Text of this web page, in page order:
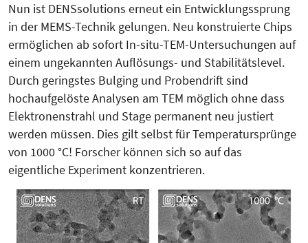
Nun ist DENSsolutions erneut ein Entwicklungssprung
in der MEMS-Tech­nik gelungen. Neu konstruier­te Chips
ermöglichen ab sofort In-situ-TEM-Untersuchungen auf
einem ungekannten Auflösungs- und Stabili­täts­level.
Durch geringstes Bul­ging und Probendrift sind
hochaufgelöste Analysen am TEM möglich ohne dass
Elektronenstrahl und Stage permanent neu justiert
werden müssen. Dies gilt selbst für Temperatursprünge
von 1000 °C! Forscher können sich so auf das
eigentliche Experiment konzentrieren.